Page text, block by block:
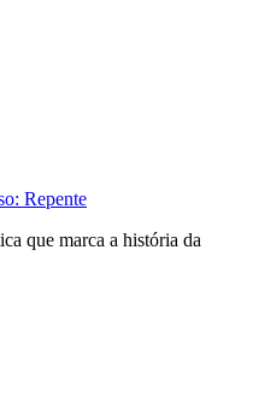
Repente
que marca a história da